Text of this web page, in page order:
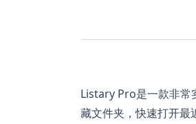
Listary Pro是一款非常
藏文件夹，快速打开最